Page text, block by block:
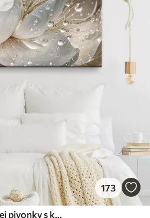
173
Detailný záber na kvet bielej pivonky s kvapôčkami vody na okvetných lístkoch na rozostrenom pozadí